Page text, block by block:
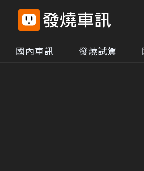
國內車訊 發燒試駕